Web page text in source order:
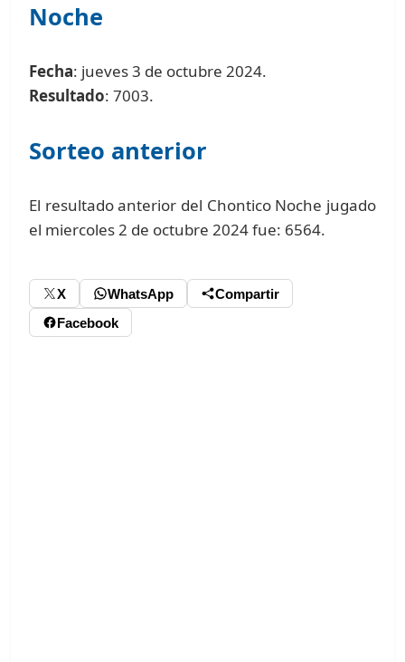
Noche
Fecha: jueves 3 de octubre 2024.
Resultado: 7003.
Sorteo anterior
El resultado anterior del Chontico Noche jugado
el miercoles 2 de octubre 2024 fue: 6564.
X WhatsApp
Compartir
Facebook